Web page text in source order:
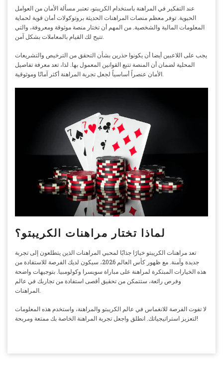
عند التفكير في المراهنة باستخدام الكريبتو، تعتبر مسألة الأمان من العوامل
الحيوية. توفر معظم منصات المراهنات الحديثة بروتوكولات أمان قوية لحماية
المعلومات المالية والشخصية. من المهم أن تختار منصة موثوقة ومعروفة، والتي
يجب على اللاعبين أيضا أن يكونوا حذرين بشأن التحقق من الترخيص والتشريعات
المحلية لضمان أن المنصة تتبع القوانين المعمول بها. لذا، تعد معرفة تفاصيل
لماذا تختار مراهنات الكريبتو؟
تعد مراهنات الكريبتو خيارًا جذابًا لمحبي المراهنات الذين يتطلعون إلى تجربة
جديدة وآمنة. مع ظهور كأس العالم 2026، سيكون لديك الفرصة للاستفادة من
هذه الخيارات المبتكرة لمراهنة على مباراة سويسرا وكولومبيا. بتوجيهات واضحة
وفرص رائعة، ستتمكن من تحقيق أقصى استفادة من تجاربك في عالم
المراهنات.
لا تفوت الفرصة للانغماس في عالم الكريبتو والمراهنة، واستخدم هذه المعلومات
لتعزيز استراتيجياتك. انطلق واجعل تجربة المراهنة الخاصة بك ممتعة ومربحة!